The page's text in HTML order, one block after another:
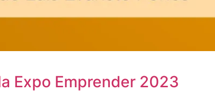
Expo Emprender 2023